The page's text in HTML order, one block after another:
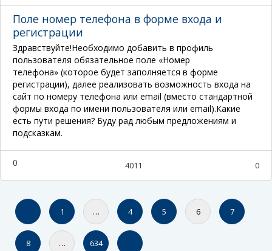
Поле номер телефона в форме входа и
регистрации
Здравствуйте!Необходимо добавить в профиль
пользователя обязательное поле «Номер
телефона» (которое будет заполняется в форме
регистрации), далее реализовать возможность входа на
сайт по номеру телефона или email (вместо стандартной
формы входа по имени пользователя или email).Какие
есть пути решения? Буду рад любым предложениям и
подсказкам.
0 4011 0
1 … 4 5 6 7
8 … 634